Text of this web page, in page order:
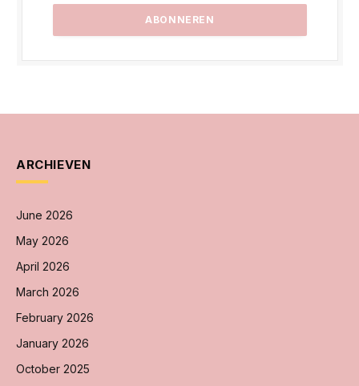
ARCHIEVEN
June 2026
May 2026
April 2026
March 2026
February 2026
January 2026
October 2025